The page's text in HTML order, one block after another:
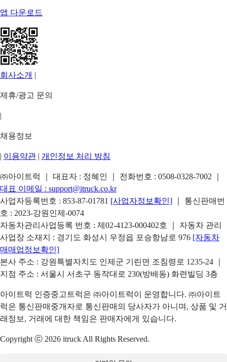
앱 다운로드
회사소개 |
제휴/광고 문의
|
채용정보
| 이용약관 | 개인정보 처리 방침
㈜아이트럭 ｜ 대표자 : 정혜인 ｜ 전화번호 : 0508-0328-7002
대표 이메일 : support@itruck.co.kr
사업자등록번호 : 853-87-01781 [사업자정보확인]
｜ 통신판매번
호 : 2023-강원인제-0074
자동차관리사업등록 번호 : 제02-4123-000402호 ｜ 자동차 관리
사업장 소재지 : 경기도 화성시 우정읍 포승항남로 976 [자동차
매매업정보확인]
본사 주소 : 강원특별자치도 인제군 기린면 조침령로 1235-24 ｜
지점 주소 : 서울시 서초구 동작대로 230(방배동) 화련빌딩 3층
아이트럭 인증중고트럭은 ㈜아이트럭이 운영합니다. ㈜아이트
럭은 통신판매중개자로 통신판매의 당사자가 아니며, 상품 및 거
래정보, 거래에 대한 책임은 판매자에게 있습니다.
Copyright ⓒ 2026 itruck All Rights Reserved.